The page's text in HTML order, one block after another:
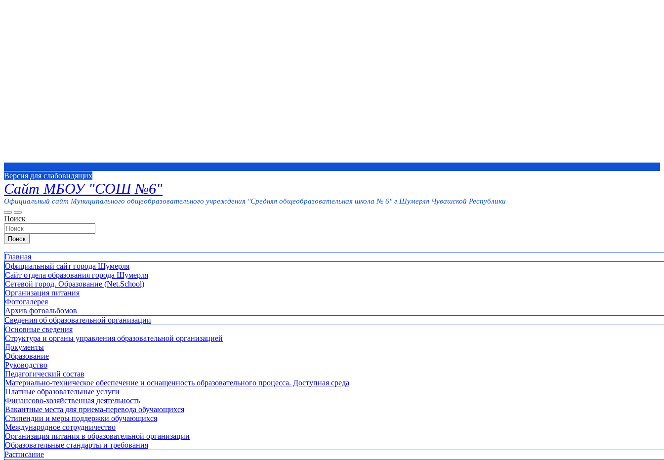
Версия для слабовидящих
Сайт МБОУ "СОШ №6"
Официальный сайт Муниципального общеобразовательного учреждения "Средняя общеобразовательная школа № 6" г.Шумерля Чувашской Республики
Поиск
Поиск
Главная
Официальный сайт города Шумерля
Сайт отдела образования города Шумерля
Сетевой город. Образование (Net.School)
Организация питания
Фотогалерея
Архив фотоальбомов
Сведения об образовательной организации
Основные сведения
Структура и органы управления образовательной организацией
Документы
Образование
Руководство
Педагогический состав
Материально-техническое обеспечение и оснащенность образовательного процесса. Доступная среда
Платные образовательные услуги
Финансово-хозяйственная деятельность
Вакантные места для приема-перевода обучающихся
Стипендии и меры поддержки обучающихся
Международное сотрудничество
Организация питания в образовательной организации
Образовательные стандарты и требования
Расписание